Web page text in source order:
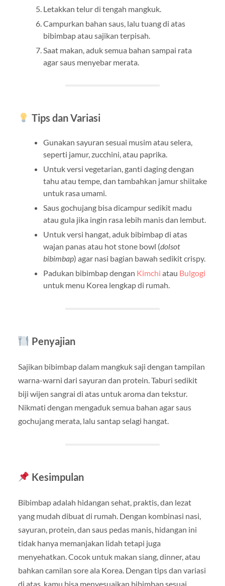
Letakkan telur di tengah mangkuk.
Campurkan bahan saus, lalu tuang di atas
bibimbap atau sajikan terpisah.
Saat makan, aduk semua bahan sampai rata
agar saus menyebar merata.
Tips dan Variasi
Gunakan sayuran sesuai musim atau selera,
seperti jamur, zucchini, atau paprika.
Untuk versi vegetarian, ganti daging dengan
tahu atau tempe, dan tambahkan jamur shiitake
untuk rasa umami.
Saus gochujang bisa dicampur sedikit madu
atau gula jika ingin rasa lebih manis dan lembut.
Untuk versi hangat, aduk bibimbap di atas
wajan panas atau hot stone bowl (dolsot
bibimbap) agar nasi bagian bawah sedikit crispy.
Padukan bibimbap dengan Kimchi atau Bulgogi
untuk menu Korea lengkap di rumah.
Penyajian
Sajikan bibimbap dalam mangkuk saji dengan tampilan
warna-warni dari sayuran dan protein. Taburi sedikit
biji wijen sangrai di atas untuk aroma dan tekstur.
Nikmati dengan mengaduk semua bahan agar saus
gochujang merata, lalu santap selagi hangat.
Kesimpulan
Bibimbap adalah hidangan sehat, praktis, dan lezat
yang mudah dibuat di rumah. Dengan kombinasi nasi,
sayuran, protein, dan saus pedas manis, hidangan ini
tidak hanya memanjakan lidah tetapi juga
menyehatkan. Cocok untuk makan siang, dinner, atau
bahkan camilan sore ala Korea. Dengan tips dan variasi
di atas, kamu bisa menyesuaikan bibimbap sesuai